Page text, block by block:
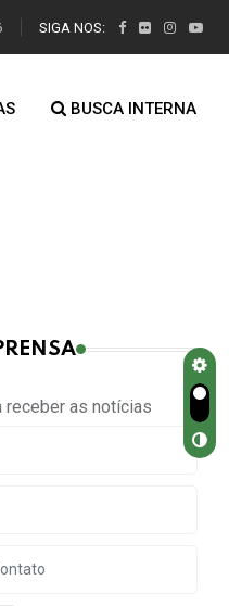
SIGA NOS:
BUSCA INTERNA
receber as notícias